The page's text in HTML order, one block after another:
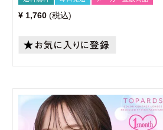
¥ 1,760 税込